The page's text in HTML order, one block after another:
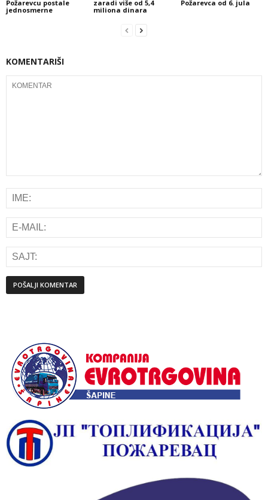
Požarevcu postale
jednosmerne
zaradi više od 5,4
miliona dinara
Požarevca od 6. jula
KOMENTARIŠI